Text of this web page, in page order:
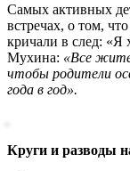
Самых активных
встречах, о том,
кричали в след: «Я
Мухина: «Все
чтобы родители
года в год».
Круги и разводы